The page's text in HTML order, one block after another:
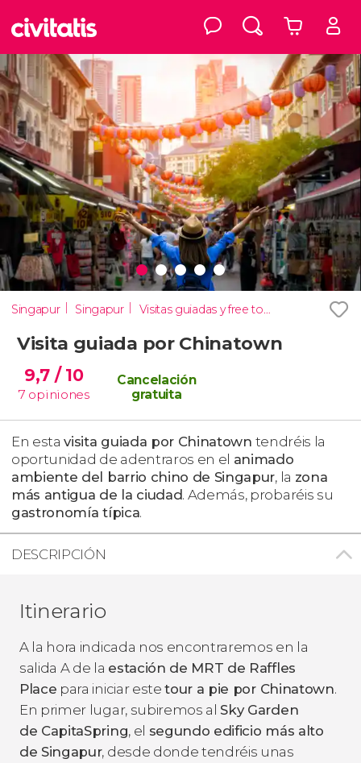
Singapur Singapur Visitas guiadas y free tours en Singapur
Visita guiada por Chinatown
9,7 / 10
7 opiniones
Cancelación
gratuita
En estavisita guiada por Chinatown tendréis la
oportunidad de adentraros en el animado
ambiente del barrio chino de Singapur, la zona
más antigua de la ciudad. Además, probaréis su
gastronomía típica.
DESCRIPCIÓN
Itinerario
A la hora indicada nos encontraremos en la
salida A de la estación de MRT de Raffles
Place para iniciar estetour a pie por Chinatown.
En primer lugar, subiremos al Sky Garden
de CapitaSpring, el segundo edificio más alto
de Singapur, desde donde tendréis unas